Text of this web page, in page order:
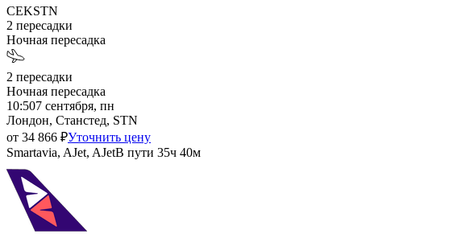
CEKSTN
2 пересадки
Ночная пересадка
2 пересадки
Ночная пересадка
10:507 сентября, пн
Лондон, Станстед, STN
от 34 866 ₽Уточнить цену
Smartavia, AJet, AJetВ пути 35ч 40м